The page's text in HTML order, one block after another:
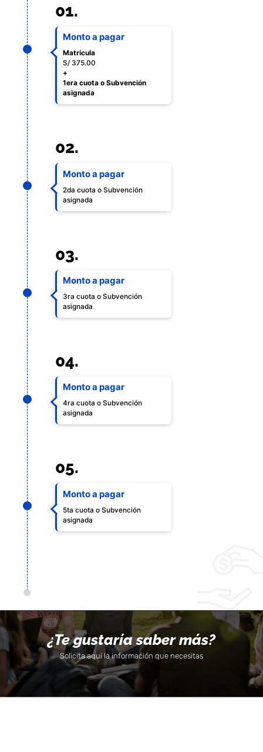
01.
Monto a pagar
Matrícula
S/ 375.00
+
1era cuota o Subvención
asignada
02.
Monto a pagar
2da cuota o Subvención
asignada
03.
Monto a pagar
3ra cuota o Subvención
asignada
04.
Monto a pagar
4ra cuota o Subvención
asignada
05.
Monto a pagar
5ta cuota o Subvención
asignada
¿Te gustaría saber más?
Solicita aquí la información que necesitas